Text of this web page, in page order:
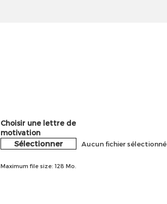
Choisir une lettre de
motivation
Sélectionner Aucun fichier sélectionné
Maximum file size: 128 Mo.